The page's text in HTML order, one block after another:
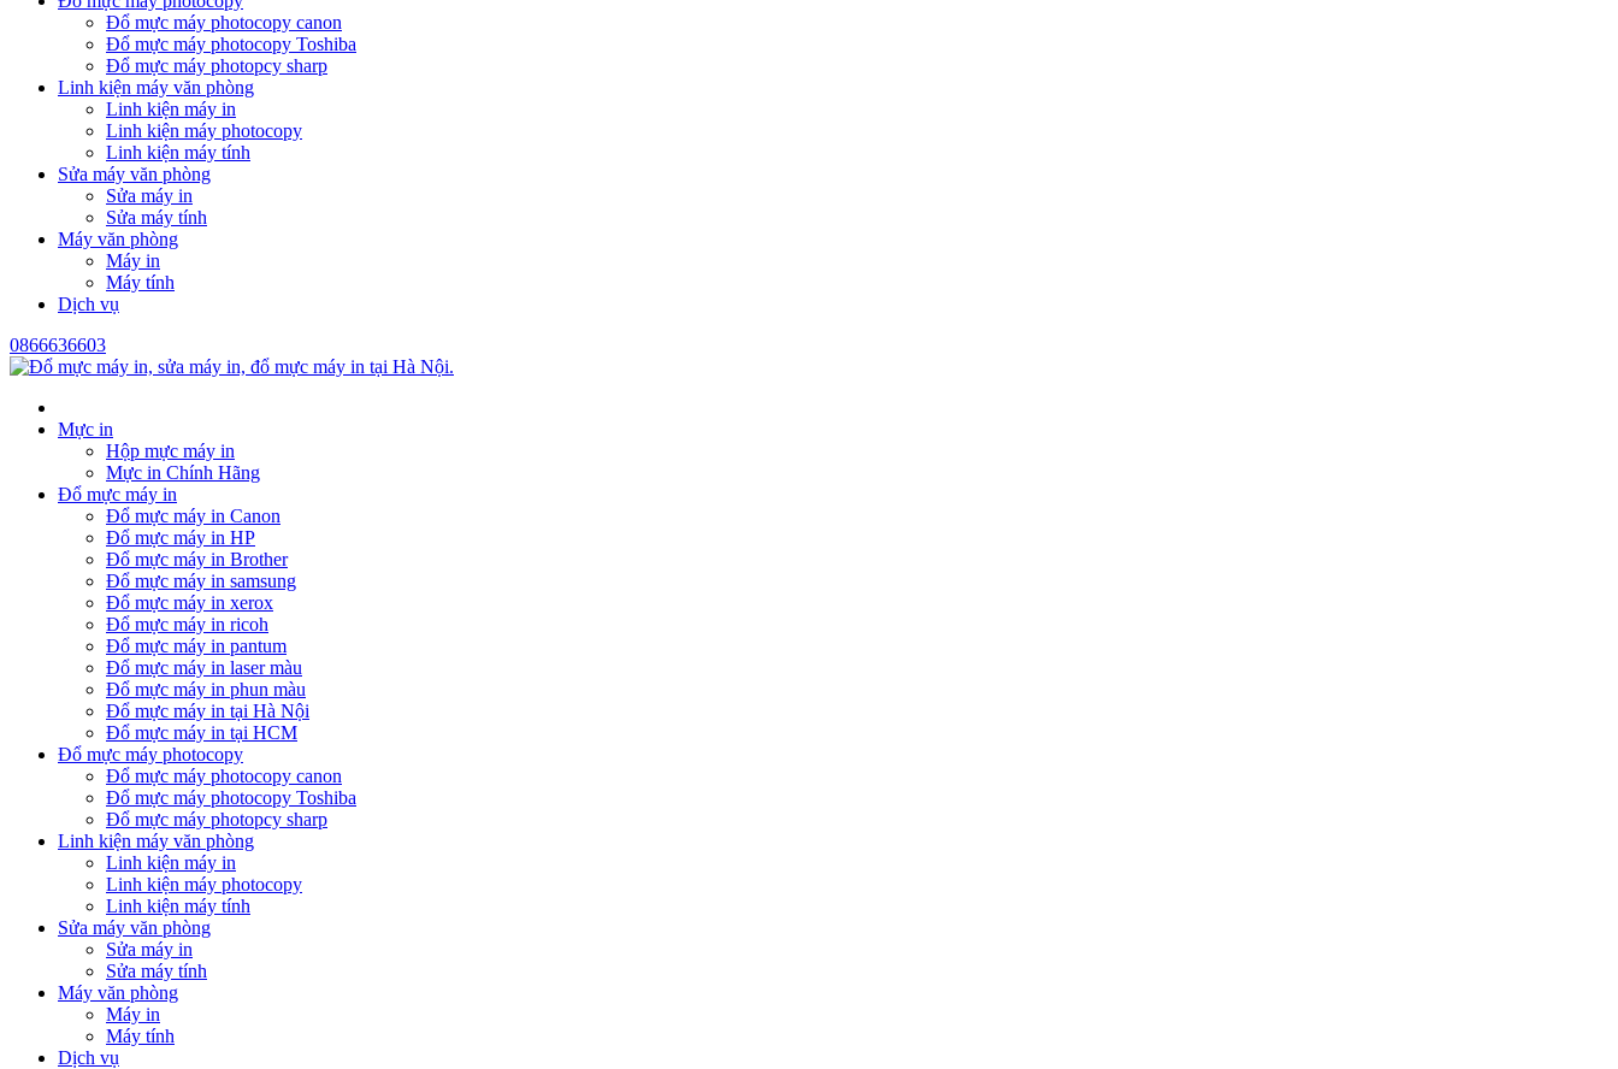
Đổ mực máy photocopy canon
Đổ mực máy photocopy Toshiba
Đổ mực máy photopcy sharp
Linh kiện máy văn phòng
Linh kiện máy in
Linh kiện máy photocopy
Linh kiện máy tính
Sửa máy văn phòng
Sửa máy in
Sửa máy tính
Máy văn phòng
Máy in
Máy tính
Dịch vụ
0866636603
Mực in
Hộp mực máy in
Mực in Chính Hãng
Đổ mực máy in
Đổ mực máy in Canon
Đổ mực máy in HP
Đổ mực máy in Brother
Đổ mực máy in samsung
Đổ mực máy in xerox
Đổ mực máy in ricoh
Đổ mực máy in pantum
Đổ mực máy in laser màu
Đổ mực máy in phun màu
Đổ mực máy in tại Hà Nội
Đổ mực máy in tại HCM
Đổ mực máy photocopy
Đổ mực máy photocopy canon
Đổ mực máy photocopy Toshiba
Đổ mực máy photopcy sharp
Linh kiện máy văn phòng
Linh kiện máy in
Linh kiện máy photocopy
Linh kiện máy tính
Sửa máy văn phòng
Sửa máy in
Sửa máy tính
Máy văn phòng
Máy in
Máy tính
Dịch vụ